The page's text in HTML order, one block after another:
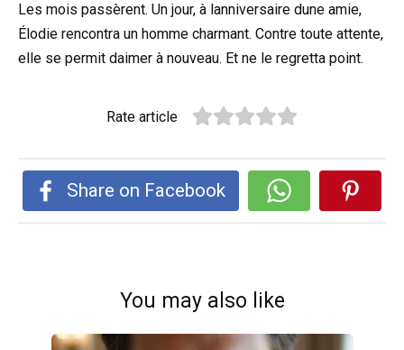
Les mois passèrent. Un jour, à lanniversaire dune amie,
Élodie rencontra un homme charmant. Contre toute attente,
elle se permit daimer à nouveau. Et ne le regretta point.
Rate article
Share on Facebook
You may also like